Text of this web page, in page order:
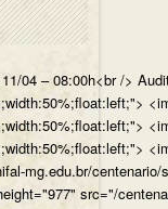
04 – 08:00h<br />
mg.edu.br/
src="/